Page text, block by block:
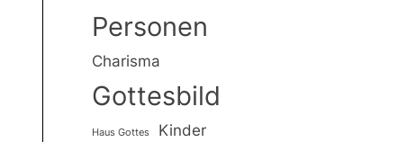
Personen
Charisma
Gottesbild
Haus Gottes Kinder